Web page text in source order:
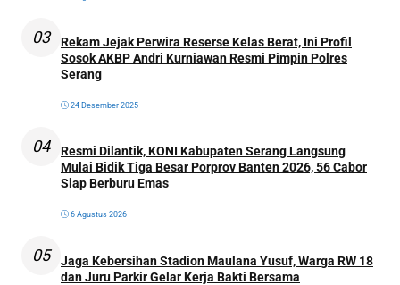
03
Rekam Jejak Perwira Reserse Kelas Berat, Ini Profil
Sosok AKBP Andri Kurniawan Resmi Pimpin Polres
Serang
24 Desember 2025
04
Resmi Dilantik, KONI Kabupaten Serang Langsung
Mulai Bidik Tiga Besar Porprov Banten 2026, 56 Cabor
Siap Berburu Emas
6 Agustus 2026
05
Jaga Kebersihan Stadion Maulana Yusuf, Warga RW 18
dan Juru Parkir Gelar Kerja Bakti Bersama